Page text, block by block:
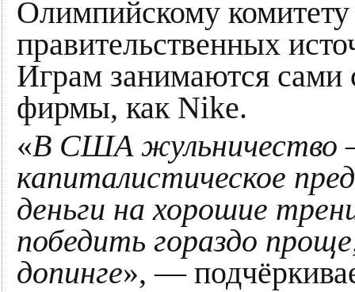
Олимпийскому
правительственных
Играм занимаются сами
фирмы, как Nike.
«В США жульничество
капиталистическое
деньги на хорошие
победить гораздо
допинге», —